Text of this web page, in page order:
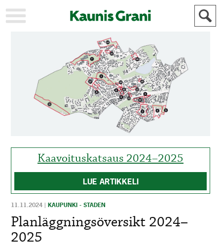
STADEN
AKTUELLT
URHEILU
IDROTT
KULTTUURI
KULTUR
HISTORIA
HISTORIA
ALLMÄN
MAINOSTAJILLE
ANNONSÖRER
Kaavoituskatsaus 2024–2025
LUE ARTIKKELI
11.11.2024 |KAUPUNKI - STADEN
Planläggningsöversikt 2024–
2025